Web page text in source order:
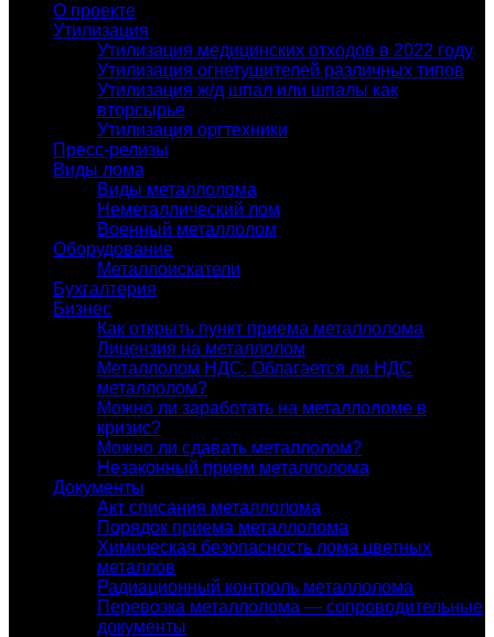
О проекте
Утилизация
Утилизация медицинских отходов в 2022 году
Утилизация огнетушителей различных типов
Утилизация ж/д шпал или шпалы как
вторсырье
Утилизация оргтехники
Пресс-релизы
Виды лома
Виды металлолома
Неметаллический лом
Военный металлолом
Оборудование
Металлоискатели
Бухгалтерия
Бизнес
Как открыть пункт приема металлолома
Лицензия на металлолом
Металлолом НДС. Облагается ли НДС
металлолом?
Можно ли заработать на металлоломе в
кризис?
Можно ли сдавать металлолом?
Незаконный прием металлолома
Документы
Акт списания металлолома
Порядок приема металлолома
Химическая безопасность лома цветных
металлов
Радиационный контроль металлолома
Перевозка металлолома — сопроводительные
документы